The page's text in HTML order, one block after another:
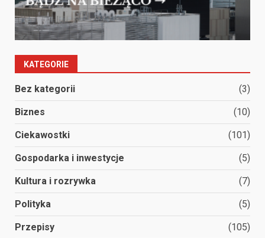
KATEGORIE
Bez kategorii (3)
Biznes (10)
Ciekawostki (101)
Gospodarka i inwestycje (5)
Kultura i rozrywka (7)
Polityka (5)
Przepisy (105)